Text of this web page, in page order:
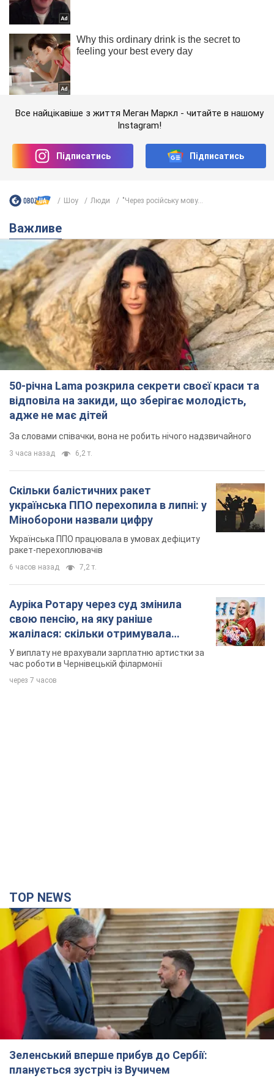
Все найцікавіше з життя Меган Маркл - читайте в нашому
Instagram!
Підписатись Підписатись
Шоу Люди "Через російську мову...
Важливе
50-річна Lama розкрила секрети своєї краси та
відповіла на закиди, що зберігає молодість,
адже не має дітей
За словами співачки, вона не робить нічого надзвичайного
3 часа назад 6,2 т.
Скільки балістичних ракет
українська ППО перехопила в липні: у
Міноборони назвали цифру
Українська ППО працювала в умовах дефіциту
ракет-перехоплювачів
6 часов назад 7,2 т.
Ауріка Ротару через суд змінила
свою пенсію, на яку раніше
жалілася: скільки отримувала
співачка
У виплату не врахували зарплатню артистки за
час роботи в Чернівецькій філармонії
через 7 часов
TOP NEWS
Зеленський вперше прибув до Сербії:
планується зустріч із Вучичем